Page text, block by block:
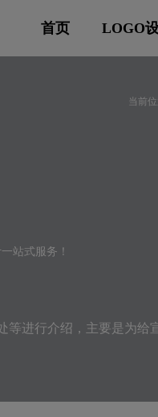
首页 LOGO
当前位
站式服务！
进行介绍，主要是为给